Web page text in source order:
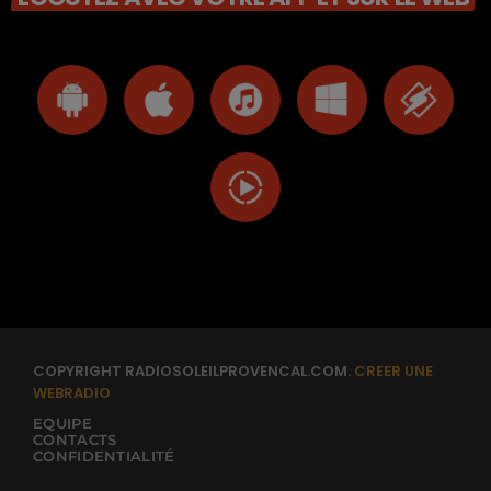
COPYRIGHT RADIOSOLEILPROVENCAL.COM. CREER UNE
WEBRADIO
EQUIPE
CONTACTS
CONFIDENTIALITÉ